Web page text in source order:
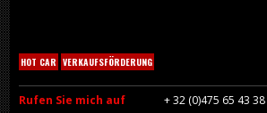
HOT CAR VERKAUFSFÖRDERUNG
Rufen Sie mich auf
+ 32 (0)475 65 43 38